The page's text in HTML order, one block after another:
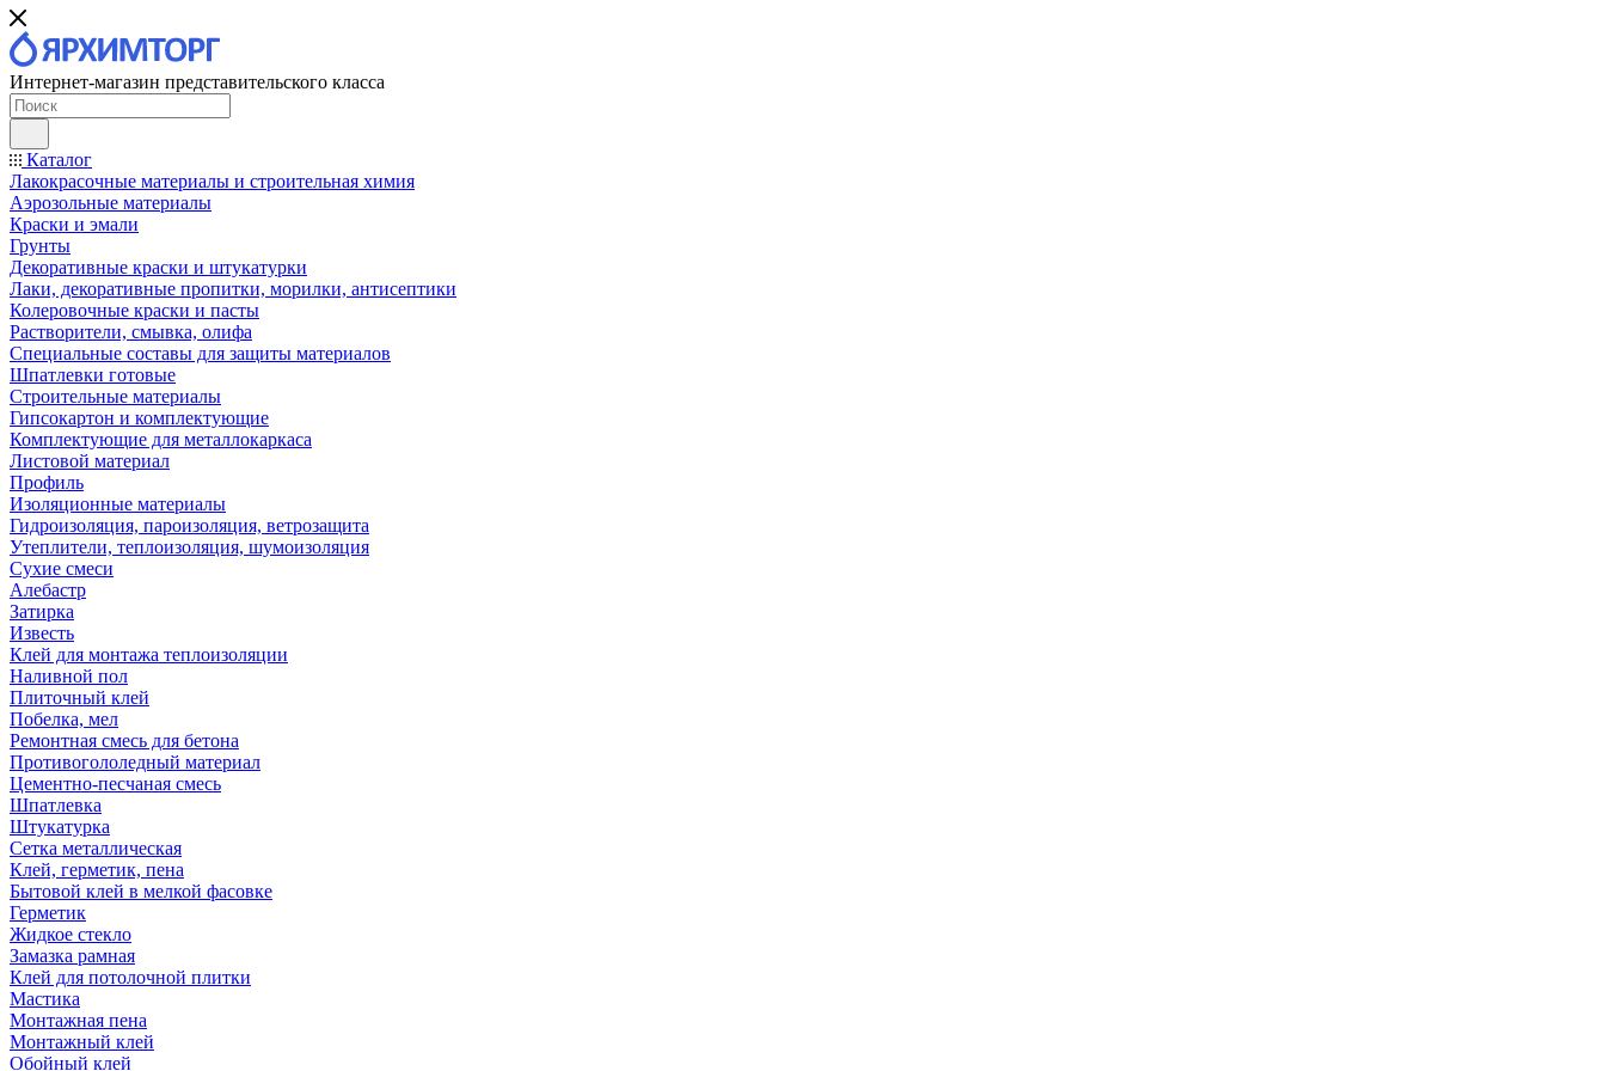
Интернет-магазин представительского класса
Каталог
Лакокрасочные материалы и строительная химия
Аэрозольные материалы
Краски и эмали
Грунты
Декоративные краски и штукатурки
Лаки, декоративные пропитки, морилки, антисептики
Колеровочные краски и пасты
Растворители, смывка, олифа
Специальные составы для защиты материалов
Шпатлевки готовые
Строительные материалы
Гипсокартон и комплектующие
Комплектующие для металлокаркаса
Листовой материал
Профиль
Изоляционные материалы
Гидроизоляция, пароизоляция, ветрозащита
Утеплители, теплоизоляция, шумоизоляция
Сухие смеси
Алебастр
Затирка
Известь
Клей для монтажа теплоизоляции
Наливной пол
Плиточный клей
Побелка, мел
Ремонтная смесь для бетона
Противогололедный материал
Цементно-песчаная смесь
Шпатлевка
Штукатурка
Сетка металлическая
Клей, герметик, пена
Бытовой клей в мелкой фасовке
Герметик
Жидкое стекло
Замазка рамная
Клей для потолочной плитки
Мастика
Монтажная пена
Монтажный клей
Обойный клей